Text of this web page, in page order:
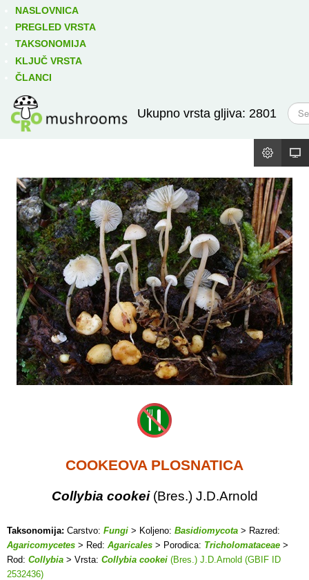
NASLOVNICA
PREGLED VRSTA
TAKSONOMIJA
KLJUČ VRSTA
ČLANCI
Ukupno vrsta gljiva: 2801
T
r
ž
COOKEOVA PLOSNATICA
Collybia cookei (Bres.) J.D.Arnold
Taksonomija: Carstvo: Fungi > Koljeno: Basidiomycota > Razred:
Agaricomycetes > Red: Agaricales > Porodica: Tricholomataceae >
Rod: Collybia > Vrsta: Collybia cookei (Bres.) J.D.Arnold (GBIF ID
2532436)
Izravno podređene niže takse: